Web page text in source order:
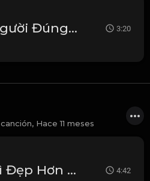
Gặp Người Đúng Lúc (OST Có tôi ở đây rồi). 3:20
canción, Hace 11 meses
Còn Gì Đẹp Hơn (Mưa Đỏ Original Soundtrack) 4:42